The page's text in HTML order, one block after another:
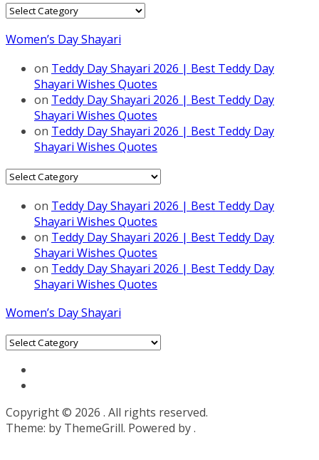
Categories
Women’s Day Shayari
on Teddy Day Shayari 2026 | Best Teddy Day
Shayari Wishes Quotes
on Teddy Day Shayari 2026 | Best Teddy Day
Shayari Wishes Quotes
on Teddy Day Shayari 2026 | Best Teddy Day
Shayari Wishes Quotes
Categories
on Teddy Day Shayari 2026 | Best Teddy Day
Shayari Wishes Quotes
on Teddy Day Shayari 2026 | Best Teddy Day
Shayari Wishes Quotes
on Teddy Day Shayari 2026 | Best Teddy Day
Shayari Wishes Quotes
Women’s Day Shayari
Categories
Copyright © 2026 . All rights reserved.
Theme: by ThemeGrill. Powered by.